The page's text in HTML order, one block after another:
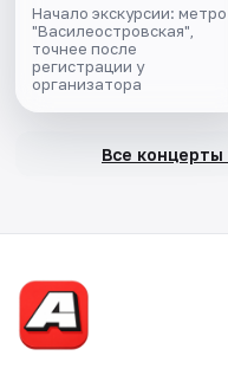
Начало экскурсии: метро
"Василеостровская",
точнее после
регистрации у
организатора
Все